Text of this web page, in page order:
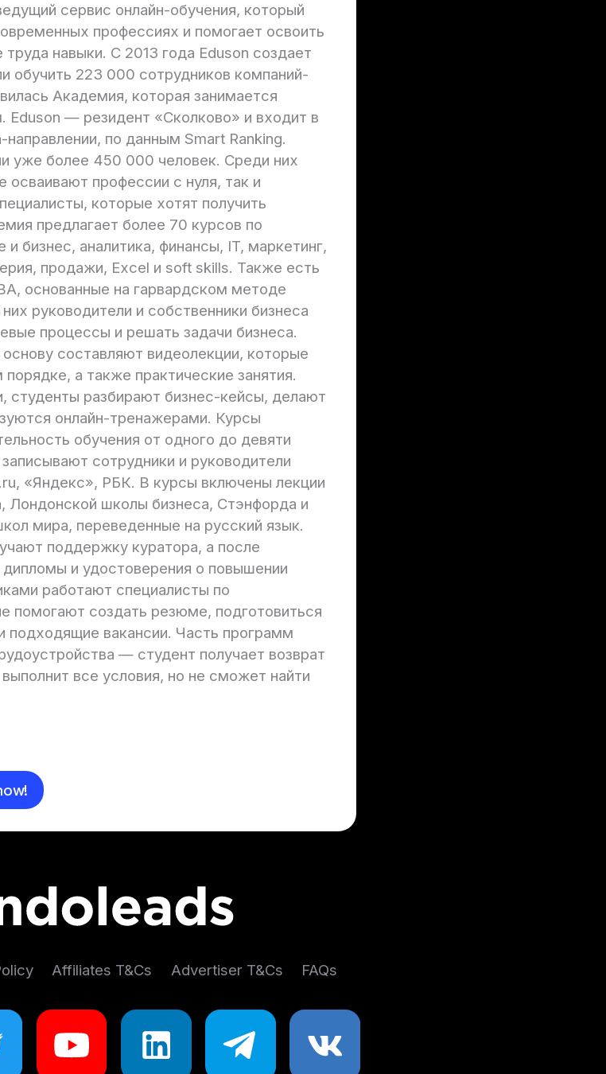
сервис онлайн-обучения, который
профессиях и помогает освоить
навыки. С 2013 года Eduson создает
обучить 223 000 сотрудников компаний-
Академия, которая занимается
Eduson — резидент «Сколково» и входит в
по данным Smart Ranking.
уже более 450 000 человек. Среди них
осваивают профессии с нуля, так и
которые хотят получить
предлагает более 70 курсов по
и бизнес, аналитика, финансы, IT, маркетинг,
продажи, Excel и soft skills. Также есть
основанные на гарвардском методе
руководители и собственники бизнеса
процессы и решать задачи бизнеса.
составляют видеолекции, которые
а также практические занятия.
студенты разбирают бизнес-кейсы, делают
онлайн-тренажерами. Курсы
обучения от одного до девяти
сотрудники и руководители
«Яндекс», РБК. В курсы включены лекции
Лондонской школы бизнеса, Стэнфорда и
мира, переведенные на русский язык.
поддержку куратора, а после
и удостоверения о повышении
работают специалисты по
помогают создать резюме, подготовиться
подходящие вакансии. Часть программ
— студент получает возврат
все условия, но не сможет найти
Affiliates T&Cs Advertiser T&Cs FAQs